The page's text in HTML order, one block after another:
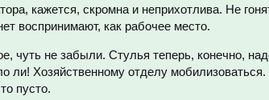
кажется, скромна и неприхотлива. Не
воспринимают, как рабочее место.
чуть не забыли. Стулья теперь, конечно,
ли! Хозяйственному отделу мобилизоваться.
пусто.